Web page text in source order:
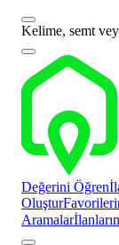
Kelime, semt
Değerini Öğren
Oluştur
Aramalar